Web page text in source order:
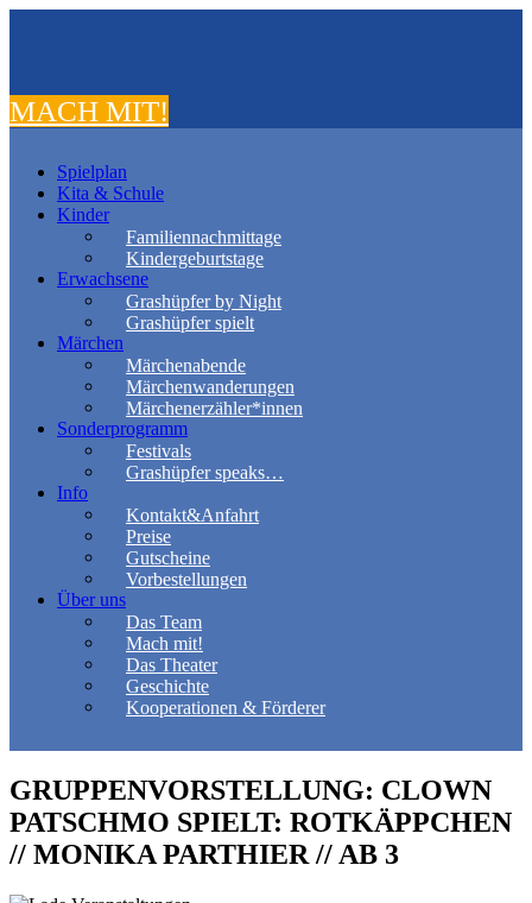
MACH MIT!
Spielplan
Kita & Schule
Kinder
Familiennachmittage
Kindergeburtstage
Erwachsene
Grashüpfer by Night
Grashüpfer spielt
Märchen
Märchenabende
Märchenwanderungen
Märchenerzähler*innen
Sonderprogramm
Festivals
Grashüpfer speaks…
Info
Kontakt&Anfahrt
Preise
Gutscheine
Vorbestellungen
Über uns
Das Team
Mach mit!
Das Theater
Geschichte
Kooperationen & Förderer
GRUPPENVORSTELLUNG: CLOWN
PATSCHMO SPIELT: ROTKÄPPCHEN
// MONIKA PARTHIER // AB 3